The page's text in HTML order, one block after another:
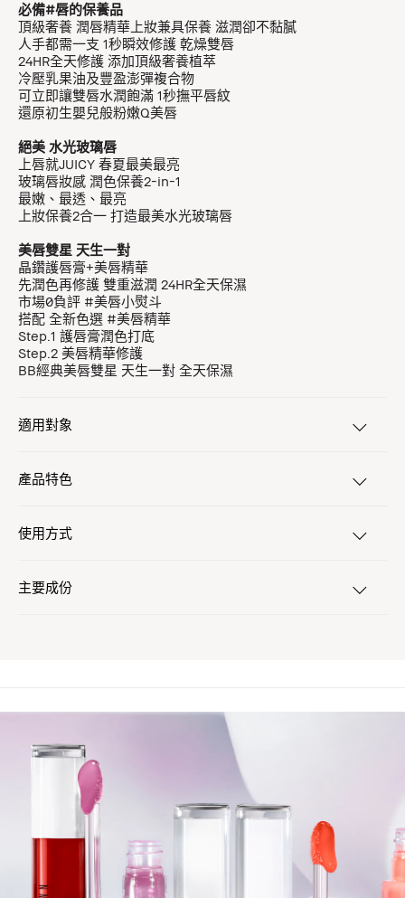
必備#唇的保養品
頂級奢養 潤唇精華上妝兼具保養 滋潤卻不黏膩
人手都需一支 1秒瞬效修護 乾燥雙唇
24HR全天修護 添加頂級奢養植萃
冷壓乳果油及豐盈澎彈複合物
可立即讓雙唇水潤飽滿 1秒撫平唇紋
還原初生嬰兒般粉嫩Q美唇
絕美 水光玻璃唇
上唇就JUICY 春夏最美最亮
玻璃唇妝感 潤色保養2-in-1
最嫩、最透、最亮
上妝保養2合一 打造最美水光玻璃唇
美唇雙星 天生一對
晶鑽護唇膏+美唇精華
先潤色再修護 雙重滋潤 24HR全天保濕
市場0負評 #美唇小熨斗
搭配 全新色選 #美唇精華
Step.1 護唇膏潤色打底
Step.2 美唇精華修護
BB經典美唇雙星 天生一對 全天保濕
適用對象
產品特色
使用方式
主要成份